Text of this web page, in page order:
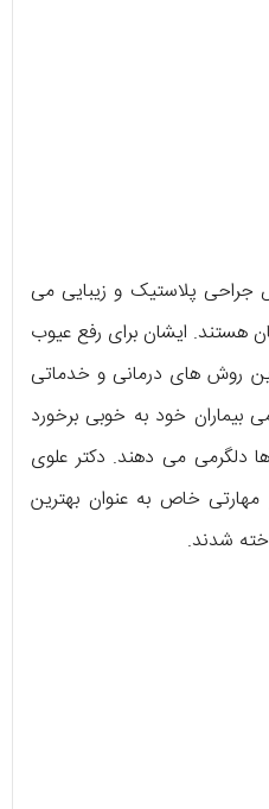
پلاستیک و زیبایی می
هستند. ایشان برای رفع عیوب
روش های درمانی و خدماتی
بیماران خود به خوبی برخورد
دلگرمی می دهند. دکتر علوی
خاص به عنوان بهترین
شدند.